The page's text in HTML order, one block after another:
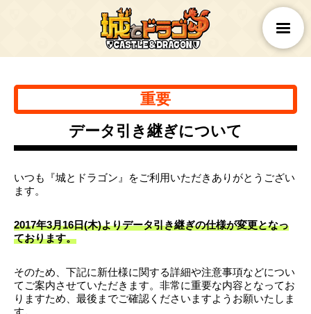
重要
データ引き継ぎについて
いつも『城とドラゴン』をご利用いただきありがとうござい
ます。
2017年3月16日(木)よりデータ引き継ぎの仕様が変更となっ
ております。
そのため、下記に新仕様に関する詳細や注意事項などについ
てご案内させていただきます。非常に重要な内容となってお
りますため、最後までご確認くださいますようお願いたしま
す。